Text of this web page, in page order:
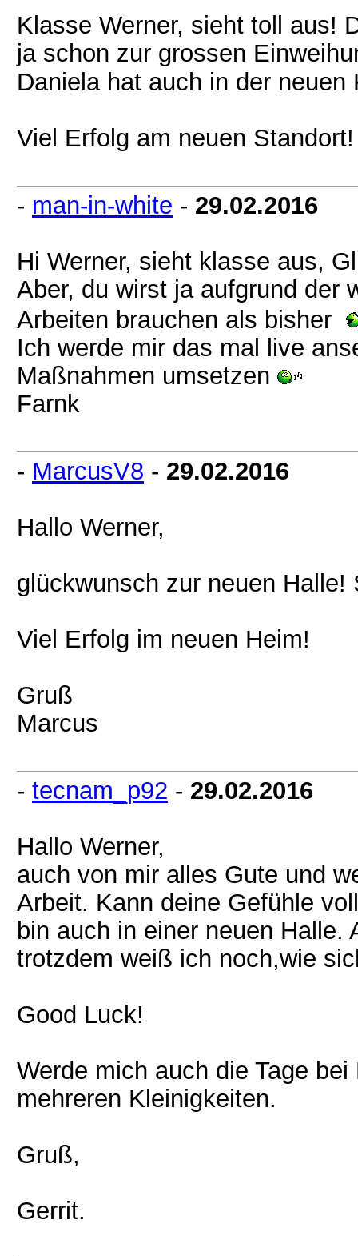
Klasse Werner, sieht toll aus!
ja schon zur grossen
Daniela hat auch in der
Viel Erfolg am neuen Standort!
- man-in-white - 29.02.2016
Hi Werner, sieht klasse aus,
Aber, du wirst ja aufgrund der
Arbeiten brauchen als bisher
Ich werde mir das mal live
Maßnahmen umsetzen
Farnk
- MarcusV8 - 29.02.2016
Hallo Werner,
glückwunsch zur neuen Halle!
Viel Erfolg im neuen Heim!
Gruß
Marcus
- tecnam_p92 - 29.02.2016
Hallo Werner,
auch von mir alles Gute und
Arbeit. Kann deine Gefühle
bin auch in einer neuen
trotzdem weiß ich noch,wie
Good Luck!
Werde mich auch die Tage
mehreren Kleinigkeiten.
Gruß,
Gerrit.